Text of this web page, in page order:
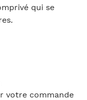
qui se
votre commande